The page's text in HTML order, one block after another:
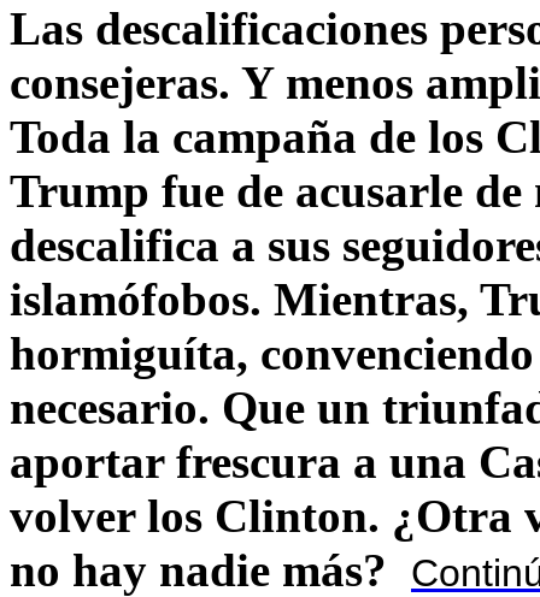
Las descalificaciones
consejeras. Y menos
Toda la campaña de los
Trump fue de acusarle
descalifica a sus
islamófobos. Mientras,
hormiguíta,
necesario. Que un
aportar frescura a una
volver los Clinton. ¿Otra
no hay nadie más?